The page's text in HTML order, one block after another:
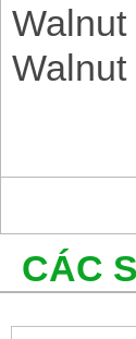
CÁC